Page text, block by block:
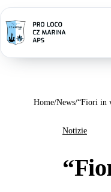
Vai
al
contenuto
Home News “Fiori in
Notizie